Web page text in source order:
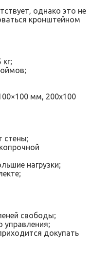
однако это не
кронштейном
мм, 200х100
стены;
нагрузки;
свободы;
управления;
докупать